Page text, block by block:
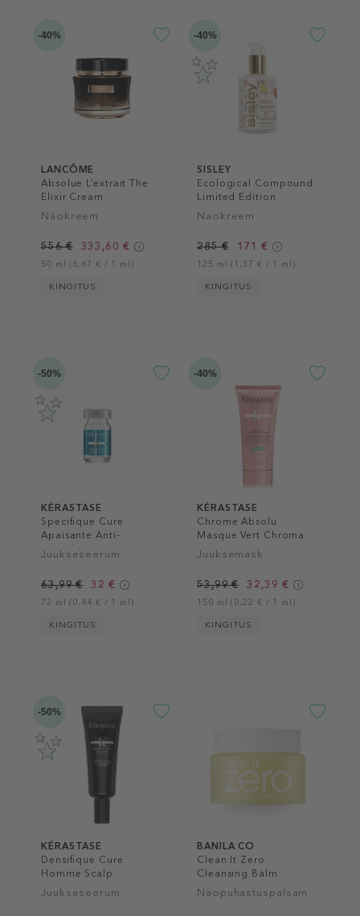
-40%
LANCÔME
Absolue L’extrait The
Elixir Cream
Näokreem
556 € 333,60 €
50 ml (6,67 € / 1 ml)
KINGITUS
-40%
SISLEY
Ecological Compound
Limited Edition
Näokreem
285 € 171 €
125 ml (1,37 € / 1 ml)
KINGITUS
-50%
KÉRASTASE
Specifique Cure
Apaisante Anti-
Inconforts
Juukseseerum
63,99 € 32 €
72 ml (0,44 € / 1 ml)
KINGITUS
-40%
KÉRASTASE
Chrome Absolu
Masque Vert Chroma
Neutralisant Hair Mask
Juuksemask
53,99 € 32,39 €
150 ml (0,22 € / 1 ml)
KINGITUS
-50%
KÉRASTASE
Densifique Cure
Homme Scalp
Treatment
Juukseseerum
BANILA CO
Clean It Zero
Cleansing Balm
Nourishing
Näopuhastuspalsam